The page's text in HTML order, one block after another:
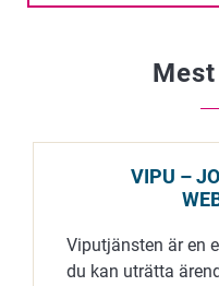
VIPU –
Viputjänsten är en
du kan uträtta